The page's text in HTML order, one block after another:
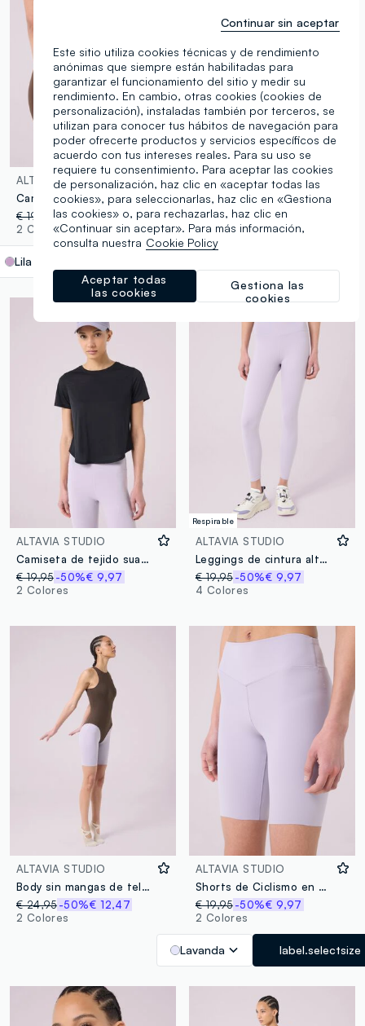
ALTAVIA STUDIO
Camiseta sin mangas de tejido suave ALTAVIA STUDIO
€ 19,95
-50%€ 9,97
2 Colores
Lila
Respirable
ALTAVIA STUDIO
Zapatillas técnicas Flow-LT ALTAVIA STUDIO
€ 54,95
2 Colores
ALTAVIA STUDIO
Camiseta de tejido suave ALTAVIA STUDIO
€ 19,95-50%€ 9,97
2 Colores
Respirable
ALTAVIA STUDIO
Leggings de cintura alta en tejido técnico ALTAVIA STUDIO
€ 19,95 -50%€ 9,97
4 Colores
ALTAVIA STUDIO
Body sin mangas de tela elástica ALTAVIA STUDIO
€ 24,95-50%€ 12,47
2 Colores
ALTAVIA STUDIO
Shorts de Ciclismo en Tejido Técnico ALTAVIA STUDIO
€ 19,95 -50%€ 9,97
2 Colores
Lavanda label.selectsize
Este sitio utiliza cookies técnicas y de rendimiento
anónimas que siempre están habilitadas para
garantizar el funcionamiento del sitio y medir su
rendimiento. En cambio, otras cookies (cookies de
personalización), instaladas también por terceros, se
utilizan para conocer tus hábitos de navegación para
poder ofrecerte productos y servicios específicos de
acuerdo con tus intereses reales. Para su uso se
requiere tu consentimiento. Para aceptar las cookies
de personalización, haz clic en «aceptar todas las
cookies», para seleccionarlas, haz clic en «Gestiona
las cookies» o, para rechazarlas, haz clic en
«Continuar sin aceptar». Para más información,
consulta nuestra Cookie Policy
Gestiona las
cookies
Aceptar todas
las cookies
Continuar sin aceptar